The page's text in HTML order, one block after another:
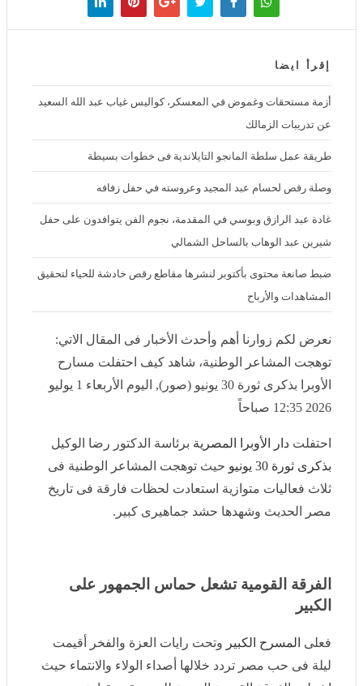
إقرأ ايضا
أزمة مستحقات وغموض في المعسكر، كواليس غياب عبد الله السعيد عن
تدريبات الزمالك
طريقة عمل سلطة المانجو التايلاندية فى خطوات بسيطة
وصلة رقص لحسام عبد المجيد وعروسته في حفل زفافه
غادة عبد الرازق وبوسي في المقدمة، نجوم الفن يتوافدون على حفل
شيرين عبد الوهاب بالساحل الشمالي
ضبط صانعة محتوى بأكتوبر لنشرها مقاطع رقص خادشة للحياء لتحقيق
المشاهدات والأرباح
نعرض لكم زوارنا أهم وأحدث الأخبار فى المقال الاتي:
توهجت المشاعر الوطنية، شاهد كيف احتفلت مسارح الأوبرا
صباحاً
احتفلت دار الأوبرا المصرية
برئاسة الدكتور رضا الوكيل
بذكرى ثورة 30 يونيو
حيث توهجت المشاعر الوطنية فى ثلاث
فعاليات متوازية استعادت لحظات فارقة فى تاريخ مصر
الحديث وشهدها حشد جماهيرى كبير.
الفرقة القومية تشعل حماس الجمهور على الكبير
فعلىالمسرح الكبير
فى حب مصر تردد خلالها أصداء الولاء والانتماء حيث اشعلت
الفرقة القومية العربية للموسيقى بقيادة المايسترو الدكتور
مصطفى حلمى حماسة الحضور وتغنت بمجموعة من